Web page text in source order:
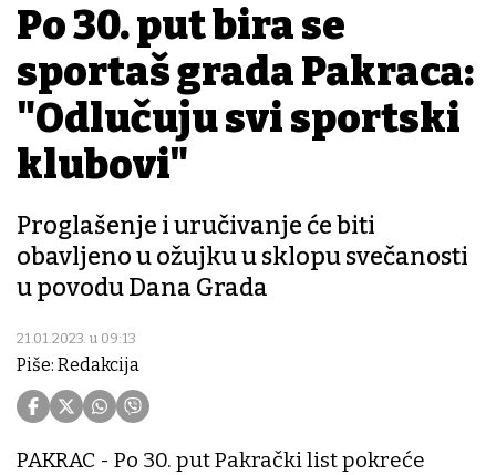
Po 30. put bira se
sportaš grada Pakraca:
"Odlučuju svi sportski
klubovi"
Proglašenje i uručivanje će biti
obavljeno u ožujku u sklopu svečanosti
u povodu Dana Grada
21.01.2023. u 09:13
Piše: Redakcija
PAKRAC - Po 30. put Pakrački list pokreće